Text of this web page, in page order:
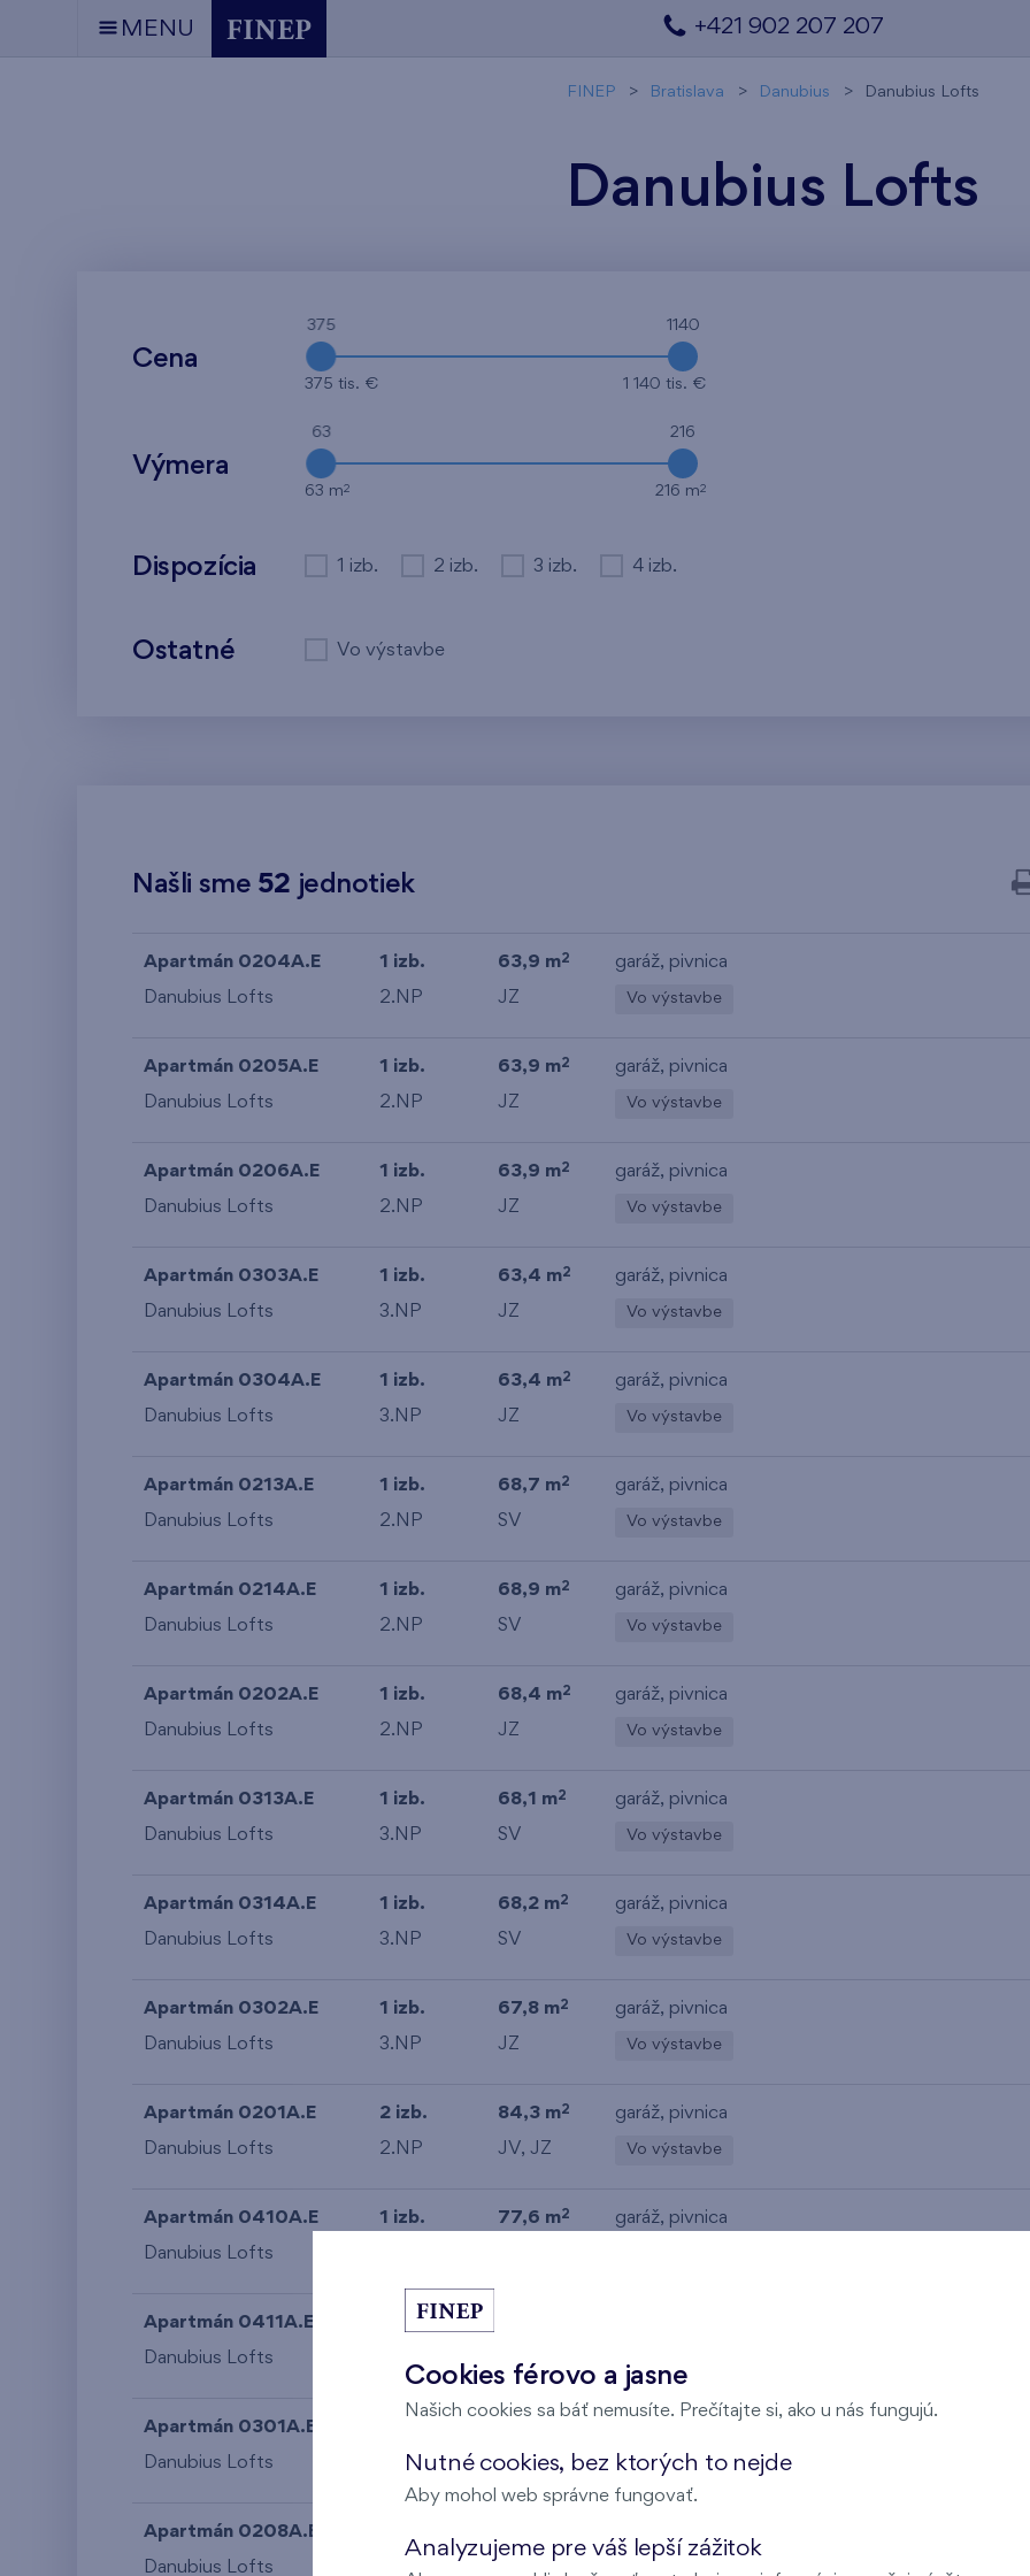
MENU +421 902 207 207
FINEP Bratislava Danubius Danubius Lofts
Danubius Lofts
Cena
375 1140
375 tis. € 1 140 tis. €
Výmera
63 216
63 m2 216 m2
Dispozícia 1 izb. 2 izb. 3 izb. 4 izb.
Ostatné Vo výstavbe
Našli sme 52 jednotiek
Apartmán 0204A.E 1 izb. 63,9 m2 garáž, pivnica
Danubius Lofts 2.NP JZ Vo výstavbe
Apartmán 0205A.E 1 izb. 63,9 m2 garáž, pivnica
Danubius Lofts 2.NP JZ Vo výstavbe
Apartmán 0206A.E 1 izb. 63,9 m2 garáž, pivnica
Danubius Lofts 2.NP JZ Vo výstavbe
Apartmán 0303A.E 1 izb. 63,4 m2 garáž, pivnica
Danubius Lofts 3.NP JZ Vo výstavbe
Apartmán 0304A.E 1 izb. 63,4 m2 garáž, pivnica
Danubius Lofts 3.NP JZ Vo výstavbe
Apartmán 0213A.E 1 izb. 68,7 m2 garáž, pivnica
Danubius Lofts 2.NP SV Vo výstavbe
Apartmán 0214A.E 1 izb. 68,9 m2 garáž, pivnica
Danubius Lofts 2.NP SV Vo výstavbe
Apartmán 0202A.E 1 izb. 68,4 m2 garáž, pivnica
Danubius Lofts 2.NP JZ Vo výstavbe
Apartmán 0313A.E 1 izb. 68,1 m2 garáž, pivnica
Danubius Lofts 3.NP SV Vo výstavbe
Apartmán 0314A.E 1 izb. 68,2 m2 garáž, pivnica
Danubius Lofts 3.NP SV Vo výstavbe
Apartmán 0302A.E 1 izb. 67,8 m2 garáž, pivnica
Danubius Lofts 3.NP JZ Vo výstavbe
Apartmán 0201A.E 2 izb. 84,3 m2 garáž, pivnica
Danubius Lofts 2.NP JV, JZ Vo výstavbe
Apartmán 0410A.E 1 izb. 77,6 m2 garáž, pivnica
Danubius Lofts
Apartmán 0411A.E 1 izb.
Danubius Lofts
Apartmán 0301A.E
Danubius Lofts 3.NP JV, JZ Vo výstavbe
Apartmán 0208A.E
Danubius Lofts
Cookies férovo a jasne
Našich cookies sa báť nemusíte. Prečítajte si, ako u nás fungujú.
Nutné cookies, bez ktorých to nejde
Aby mohol web správne fungovať.
Analyzujeme pre váš lepší zážitok